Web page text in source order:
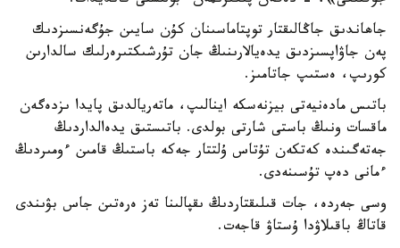
جاھاندىق جاڭالىقتار توپتاماسىنان كۇن سايىن جۇگەنسىزدىك
پەن جاۋاپسىزدىق يدەيالارىنىڭ جان تۇرشىكتىرەرلىك سالدارىن
كورىپ، ەستىپ جاتامىز.
باتىس مادەنيەتى بيزنەسكە اينالىپ، ماتەريالدىق پايدا ىزدەگەن
ماقسات ونىڭ باستى شارتى بولدى. باتىستىق يدەالداردىڭ
جەتەگىندە كەتكەن تۇتاس ۇلتتار جەكە باستىڭ قامىن ءومىردىڭ
ءمانى دەپ تۇسىنەدى.
وسى جەردە، جات قىلىقتاردىڭ ىقپالىنا تەز ەرەتىن جاس بۋىندى
قاتاڭ باقىلاۋدا ۇستاۋ قاجەت.